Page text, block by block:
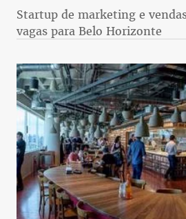
Startup de marketing e
vagas para Belo Horizonte